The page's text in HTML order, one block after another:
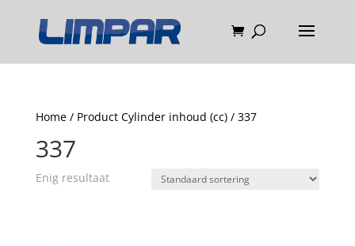
Home/ Product Cylinder inhoud (cc) / 337
337
Enig resultaat